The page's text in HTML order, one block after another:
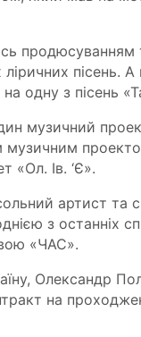
продюсуванням
пісень.
одну з пісень
музичний
«Ол. Ів. ‘Є».
артист та
з останніх
«ЧАС».
Олександр
на